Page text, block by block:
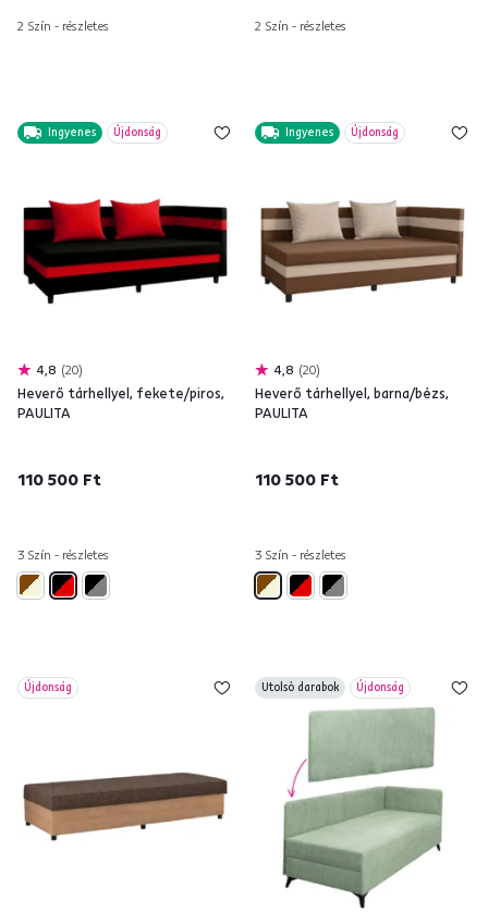
2 Szín - részletes 2 Szín - részletes
Ingyenes Újdonság
4,8 20
Heverő tárhellyel, fekete/piros,
PAULITA
110 500 Ft
3 Szín - részletes
Ingyenes Újdonság
4,8 20
Heverő tárhellyel, barna/bézs,
PAULITA
110 500 Ft
3 Szín - részletes
Újdonság Utolsó darabok Újdonság